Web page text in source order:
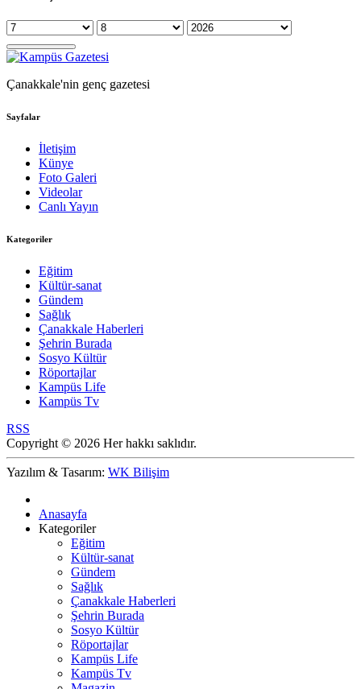
Çanakkale'nin genç gazetesi
Sayfalar
İletişim
Künye
Foto Galeri
Videolar
Canlı Yayın
Kategoriler
Eğitim
Kültür-sanat
Gündem
Sağlık
Çanakkale Haberleri
Şehrin Burada
Sosyo Kültür
Röportajlar
Kampüs Life
Kampüs Tv
RSS
Copyright © 2026 Her hakkı saklıdır.
Yazılım & Tasarım: WK Bilişim
Anasayfa
Kategoriler
Eğitim
Kültür-sanat
Gündem
Sağlık
Çanakkale Haberleri
Şehrin Burada
Sosyo Kültür
Röportajlar
Kampüs Life
Kampüs Tv